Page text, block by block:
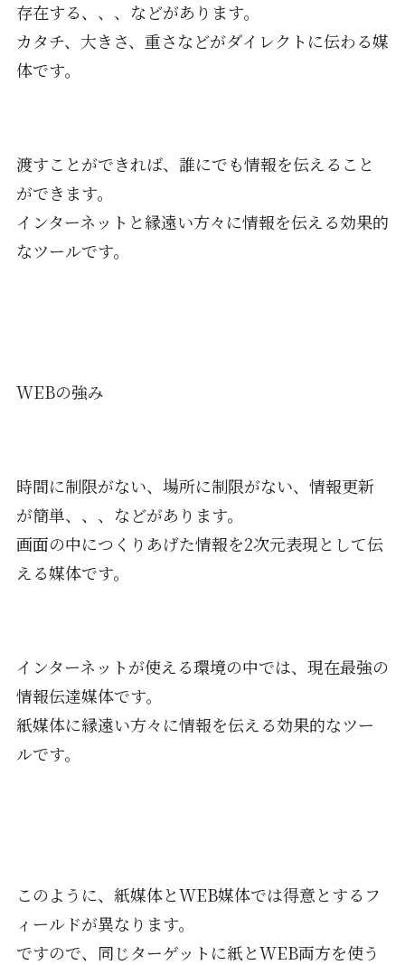
存在する、、、などがあります。
カタチ、大きさ、重さなどがダイレクトに伝わる媒
体です。
渡すことができれば、誰にでも情報を伝えること
ができます。
インターネットと縁遠い方々に情報を伝える効果的
なツールです。
WEBの強み
時間に制限がない、場所に制限がない、情報更新
が簡単、、、などがあります。
画面の中につくりあげた情報を2次元表現として伝
える媒体です。
インターネットが使える環境の中では、現在最強の
情報伝達媒体です。
紙媒体に縁遠い方々に情報を伝える効果的なツー
ルです。
このように、紙媒体とWEB媒体では得意とするフ
ィールドが異なります。
ですので、同じターゲットに紙とWEB両方を使う